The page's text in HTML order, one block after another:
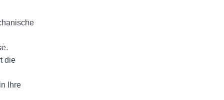
die
Ihre